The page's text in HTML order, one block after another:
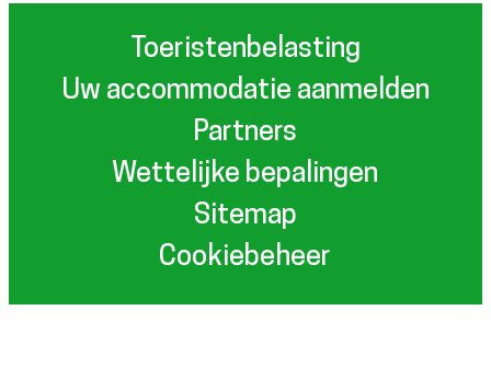
Toeristenbelasting
Uw accommodatie aanmelden
Partners
Wettelijke bepalingen
Sitemap
Cookiebeheer